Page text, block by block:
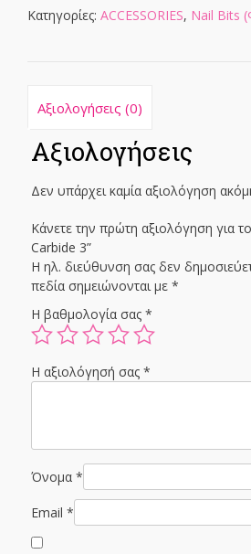
Κατηγορίες: ACCESSORIES, Nail Bits
Αξιολογήσεις (0)
Αξιολογήσεις
Δεν υπάρχει καμία αξιολόγηση
Κάνετε την πρώτη αξιολόγηση για
Carbide 3”
Η ηλ. διεύθυνση σας δεν
πεδία σημειώνονται με *
Η βαθμολογία σας *
Η αξιολόγησή σας *
Όνομα *
Email *